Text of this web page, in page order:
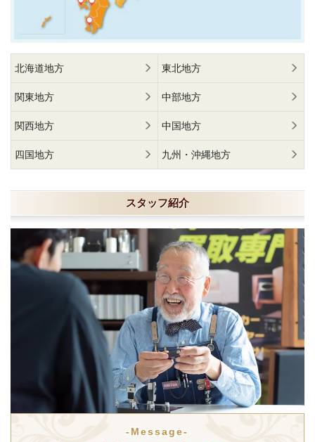
北海道地方 東北地方
関東地方 中部地方
関西地方 中国地方
四国地方 九州・沖縄地方
スタッフ紹介
-Message-